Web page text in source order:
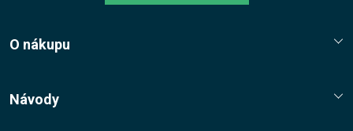
O nákupu
Jak nakupovat?
Návody